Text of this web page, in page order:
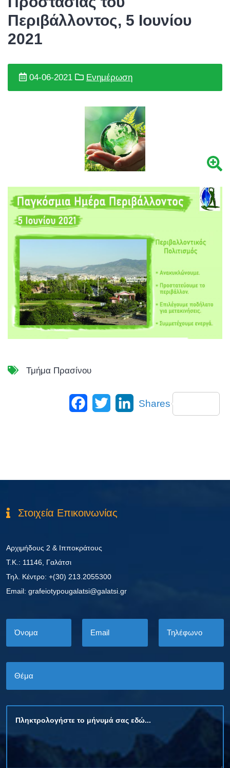
Περιβάλλοντος, 5 Ιουνίου
2021
04-06-2021 Ενημέρωση
Τμήμα Πρασίνου
Facebook
Twitter LinkedIn
Shares
Στοιχεία Επικοινωνίας
Αρχιμήδους 2 & Ιπποκράτους
Τ.Κ.: 11146, Γαλάτσι
Τηλ. Κέντρο: +(30) 213.2055300
Εmail: grafeiotypougalatsi@galatsi.gr